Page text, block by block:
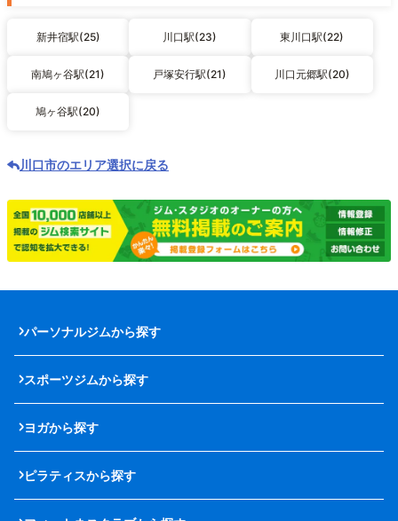
新井宿駅(25) 川口駅(23) 東川口駅(22)
南鳩ヶ谷駅(21) 戸塚安行駅(21) 川口元郷駅(20)
鳩ヶ谷駅(20)
川口市のエリア選択に戻る
パーソナルジムから探す
スポーツジムから探す
ヨガから探す
ピラティスから探す